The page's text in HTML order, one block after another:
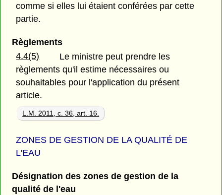
comme si elles lui étaient conférées par cette
partie.
Règlements
4.4(5)
Le ministre peut prendre les
règlements qu'il estime nécessaires ou
souhaitables pour l'application du présent
article.
L.M. 2011, c. 36, art. 16.
ZONES DE GESTION DE LA QUALITÉ DE
L'EAU
Désignation des zones de gestion de la
qualité de l'eau